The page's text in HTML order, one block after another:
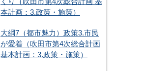
本計画：3.政策・施策）
大綱7（都市魅力）政策3.市民
が愛着（吹田市第4次総合計画
基本計画：3.政策・施策）